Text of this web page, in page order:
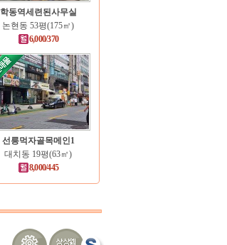
학동역세련된사무실
논현동 53평(175㎡)
6,000/370
선릉먹자골목메인1
대치동 19평(63㎡)
8,000/445